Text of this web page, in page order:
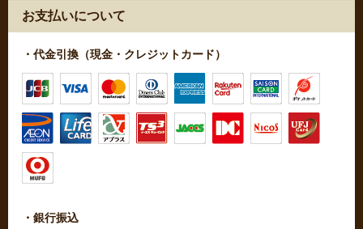
お支払いについて
・代金引換（現金・クレジットカード）
・銀行振込